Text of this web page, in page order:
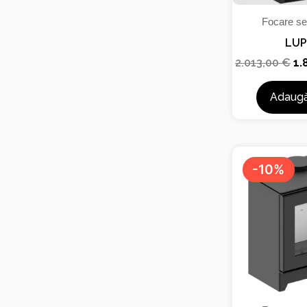
Focare
2.013,00€
-10%